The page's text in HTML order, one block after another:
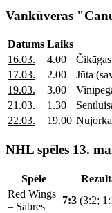
Vankūveras
Datums Laiks
16.03.
4.00
17.03.
2.00
Jūta
19.03.
3.00
21.03.
1.30
22.03.
19.00
NHL spēles 13.
Spēle
Red Wings
– Sabres
7:3 (3:2;